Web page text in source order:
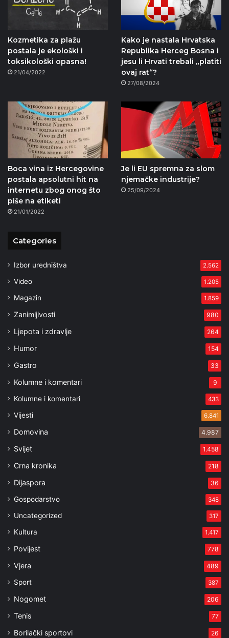
Kozmetika za plažu
postala je ekološki i
toksikološki opasna!
21/04/2022
Kako je nastala Hrvatska
Republika Herceg Bosna i
jesu li Hrvati trebali „platiti
ovaj rat“?
27/08/2024
Boca vina iz Hercegovine
postala apsolutni hit na
internetu zbog onog što
piše na etiketi
21/01/2022
Je li EU spremna za slom
njemačke industrije?
25/09/2024
Categories
Izbor uredništva 2.562
Video 1.205
Magazin 1.859
Zanimljivosti 980
Ljepota i zdravlje 264
Humor 154
Gastro 33
Kolumne i komentari 9
Kolumne i komentari 433
Vijesti 6.841
Domovina 4.987
Svijet 1.458
Crna kronika 218
Dijaspora 36
Gospodarstvo 348
Uncategorized 317
Kultura 1.417
Povijest 778
Vjera 489
Sport 387
Nogomet 206
Tenis 77
Borilački sportovi 26